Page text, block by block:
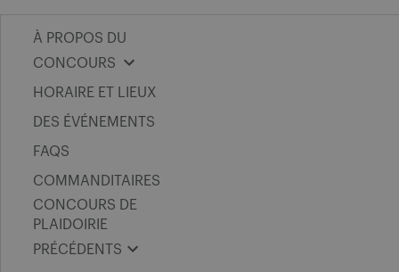
À PROPOS DU
CONCOURS
HORAIRE ET LIEUX
DES ÉVÉNEMENTS
FAQS
COMMANDITAIRES
CONCOURS DE
PLAIDOIRIE
PRÉCÉDENTS